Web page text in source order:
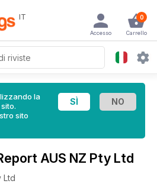
IT 0
Carrello
Accesso
la
sito
AUS NZ Pty Ltd
Ltd